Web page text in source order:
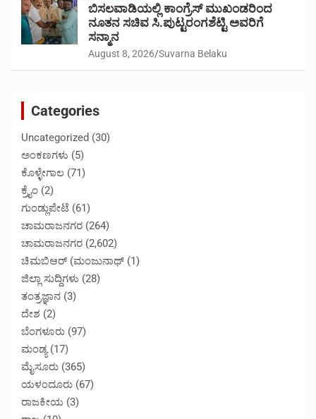
ಬಿಸಲವಾಡಿಯಲ್ಲಿ ಕಾಂಗ್ರೆಸ್ ಮುಖಂಡರಿಂದ
ನೂತನ ಸಚಿವ ಸಿ.ಪುಟ್ಟರಂಗಶೆಟ್ಟಿ ಅವರಿಗೆ
ಸನ್ಮಾನ
August 8, 2026 Suvarna Belaku
Categories
Uncategorized (30)
ಅಂಕಣಗಳು (5)
ಕೊಳ್ಳೇಗಾಲ (71)
ಕ್ರೈಂ (2)
ಗುಂಡ್ಲುಪೇಟೆ (61)
ಚಾಮರಾಜನಗರ (264)
ಚಾಮರಾಜನಗರ (2,602)
ಚಿಮಬಿಆರ್ (ಮಂಜುನಾಥ್ (1)
ಜಿಲ್ಲಾ ಸುದ್ದಿಗಳು (28)
ತಂತ್ರಜ್ಞಾನ (3)
ದೇಶ (2)
ಬೆಂಗಳೂರು (97)
ಮಂಡ್ಯ(17)
ಮೈಸೂರು (365)
ಯಳಂದೂರು (67)
ರಾಜಕೀಯ (3)